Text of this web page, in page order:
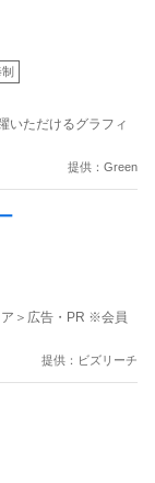
いただけるグラフィ
提供：Green
ア＞広告・PR ※会員
提供：ビズリーチ